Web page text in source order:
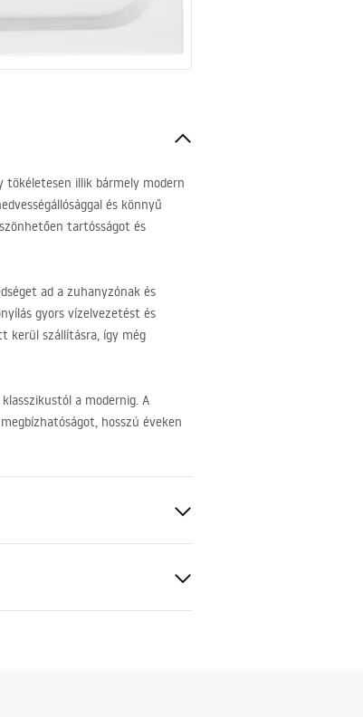
tökéletesen illik bármely modern
és könnyű
tartósságot és
ad a zuhanyzónak és
gyors vízelvezetést és
kerül szállításra, így még
a modernig. A
hosszú éveken